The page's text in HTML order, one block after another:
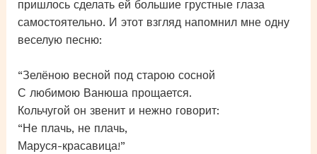
пришлось сделать ей большие грустные глаза
самостоятельно. И этот взгляд напомнил мне одну
веселую песню:
“Зелёною весной под старою сосной
С любимою Ванюша прощается.
Кольчугой он звенит и нежно говорит:
“Не плачь, не плачь,
Маруся-красавица!”